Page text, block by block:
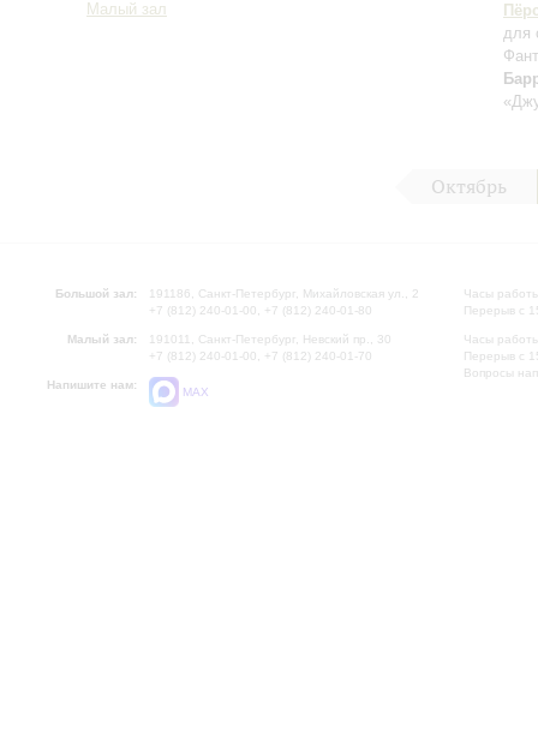
Малый зал
для
Октябрь
Большой зал:
191186, Санкт-Петербург, Михайловская ул., 2
+7 (812) 240-01-00, +7 (812) 240-01-80
Малый зал:
191011, Санкт-Петербург, Невский пр., 30
+7 (812) 240-01-00, +7 (812) 240-01-70
Напишите нам:
MAX
Часы
Перерыв с
Часы
Перерыв с
Вопросы